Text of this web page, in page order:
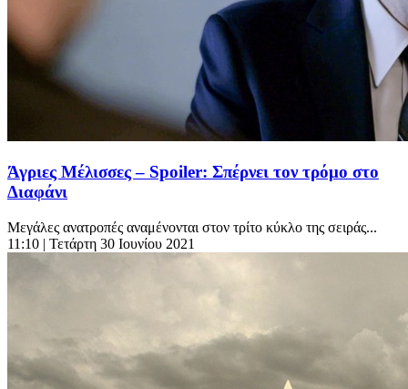
Άγριες Μέλισσες – Spoiler: Σπέρνει τον τρόμο στο
Διαφάνι
Μεγάλες ανατροπές αναμένονται στον τρίτο κύκλο της σειράς...
11:10 | Τετάρτη 30 Ιουνίου 2021